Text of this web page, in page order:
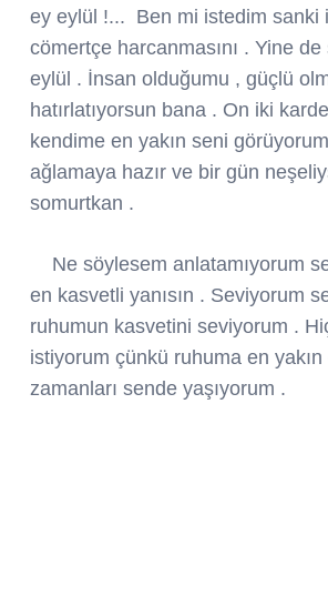
ey eylül !... Ben mi istedim sanki
cömertçe harcanmasını . Yine
eylül . İnsan olduğumu , güçlü
hatırlatıyorsun bana . On iki
kendime en yakın seni
ağlamaya hazır ve bir gün
somurtkan .
Ne söylesem anlatamıyorum
en kasvetli yanısın . Seviyorum
ruhumun kasvetini seviyorum .
istiyorum çünkü ruhuma en
zamanları sende yaşıyorum .